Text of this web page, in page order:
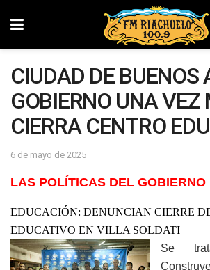
CIUDAD DE BUENOS
GOBIERNO UNA VEZ
CIERRA CENTRO
6 de mayo de 2025
LAS POLÍTICAS DEL
EDUCACIÓN: DENUNCIAN CIERRE
EDUCATIVO EN VILLA SOLDATI
Se